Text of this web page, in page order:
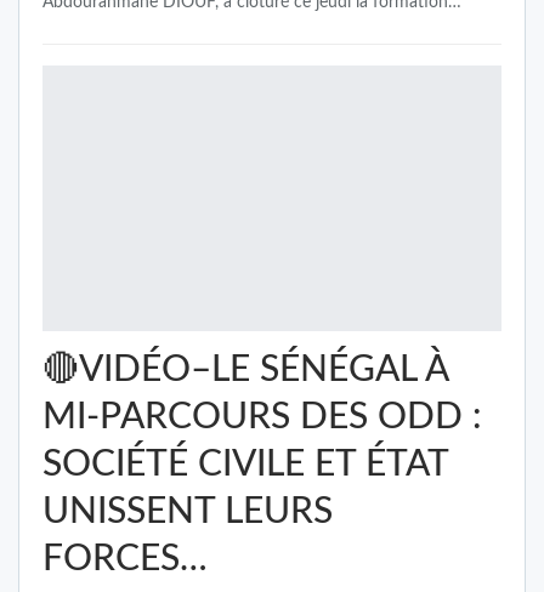
🔴VIDÉO–LE SÉNÉGAL À
MI-PARCOURS DES ODD :
SOCIÉTÉ CIVILE ET ÉTAT
UNISSENT LEURS
FORCES…